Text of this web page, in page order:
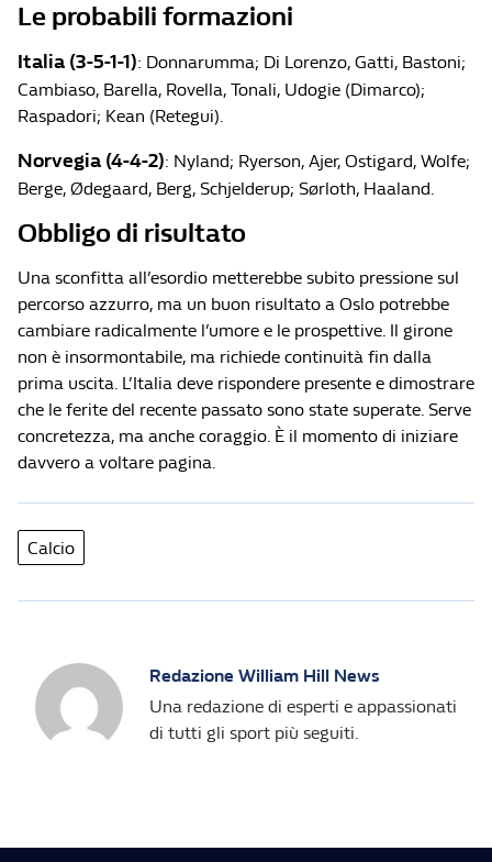
Le probabili formazioni
Italia (3-5-1-1): Donnarumma; Di Lorenzo, Gatti, Bastoni;
Cambiaso, Barella, Rovella, Tonali, Udogie (Dimarco);
Raspadori; Kean (Retegui).
Norvegia (4-4-2): Nyland; Ryerson, Ajer, Ostigard, Wolfe;
Berge, Ødegaard, Berg, Schjelderup; Sørloth, Haaland.
Obbligo di risultato
Una sconfitta all’esordio metterebbe subito pressione sul
percorso azzurro, ma un buon risultato a Oslo potrebbe
cambiare radicalmente l’umore e le prospettive. Il girone
non è insormontabile, ma richiede continuità fin dalla
prima uscita. L’Italia deve rispondere presente e dimostrare
che le ferite del recente passato sono state superate. Serve
concretezza, ma anche coraggio. È il momento di iniziare
davvero a voltare pagina.
Calcio
Redazione William Hill News
Una redazione di esperti e appassionati
di tutti gli sport più seguiti.